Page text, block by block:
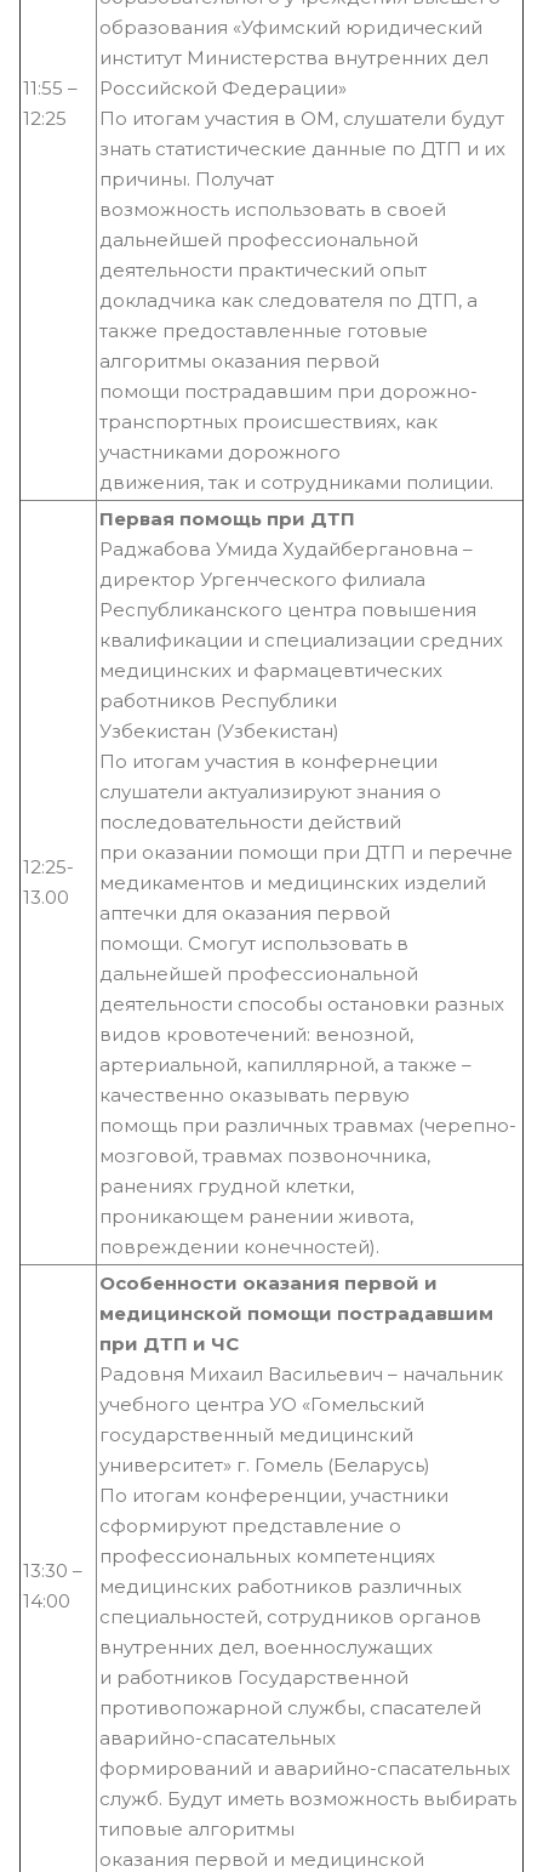
11:55 –
12:25
образования «Уфимский юридический
институт Министерства внутренних дел
Российской Федерации»
По итогам участия в ОМ, слушатели будут
знать статистические данные по ДТП и их
причины. Получат
возможность использовать в своей
дальнейшей профессиональной
деятельности практический опыт
докладчика как следователя по ДТП, а
также предоставленные готовые
алгоритмы оказания первой
помощи пострадавшим при дорожно-
транспортных происшествиях, как
участниками дорожного
движения, так и сотрудниками полиции.
12:25-
13.00
Первая помощь при ДТП
Раджабова Умида Худайбергановна –
директор Ургенческого филиала
Республиканского центра повышения
квалификации и специализации средних
медицинских и фармацевтических
работников Республики
Узбекистан (Узбекистан)
По итогам участия в конфернеции
слушатели актуализируют знания о
последовательности действий
при оказании помощи при ДТП и перечне
медикаментов и медицинских изделий
аптечки для оказания первой
помощи. Смогут использовать в
дальнейшей профессиональной
деятельности способы остановки разных
видов кровотечений: венозной,
артериальной, капиллярной, а также –
качественно оказывать первую
помощь при различных травмах (черепно-
мозговой, травмах позвоночника,
ранениях грудной клетки,
проникающем ранении живота,
повреждении конечностей).
13:30 –
14:00
Особенности оказания первой и
медицинской помощи пострадавшим
при ДТП и ЧС
Радовня Михаил Васильевич – начальник
учебного центра УО «Гомельский
государственный медицинский
университет» г. Гомель (Беларусь)
По итогам конференции, участники
сформируют представление о
профессиональных компетенциях
медицинских работников различных
специальностей, сотрудников органов
внутренних дел, военнослужащих
и работников Государственной
противопожарной службы, спасателей
аварийно-спасательных
формирований и аварийно-спасательных
служб. Будут иметь возможность выбирать
типовые алгоритмы
оказания первой и медицинской